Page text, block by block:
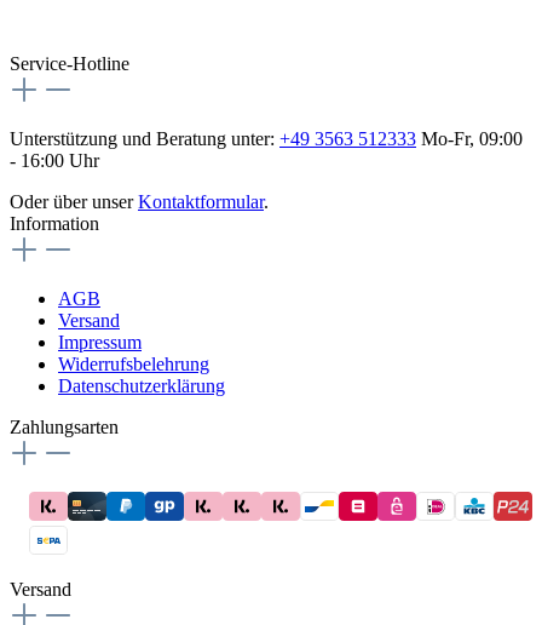
Service-Hotline
Unterstützung und Beratung unter: +49 3563 512333 Mo-Fr, 09:00
- 16:00 Uhr
Oder über unserKontaktformular.
Information
AGB
Versand
Impressum
Widerrufsbelehrung
Datenschutzerklärung
Zahlungsarten
Versand